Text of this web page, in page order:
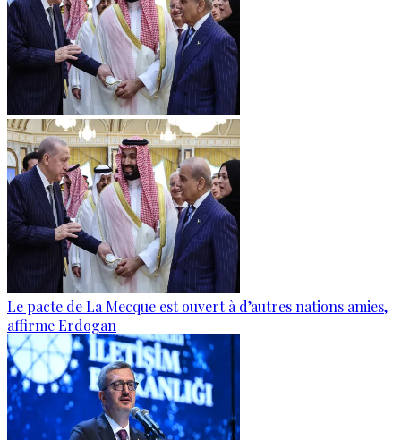
Le pacte de La Mecque est ouvert à d’autres nations amies,
affirme Erdogan